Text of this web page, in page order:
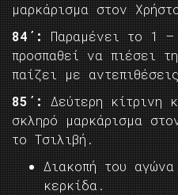
μαρκάρισμα στον
84΄:
Παραμένει το 1
προσπαθεί να πιέσει
παίζει με
85΄:
Δεύτερη κίτρινη
σκληρό μαρκάρισμα
το Τσιλιβή.
Διακοπή του
κερκίδα.